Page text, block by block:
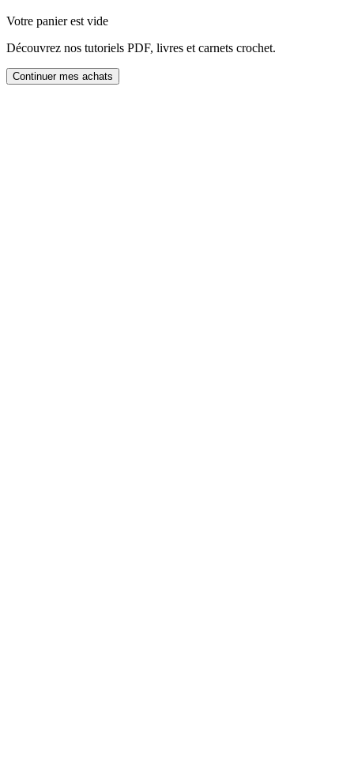
Votre panier est vide
Découvrez nos tutoriels PDF, livres et carnets crochet.
Continuer mes achats